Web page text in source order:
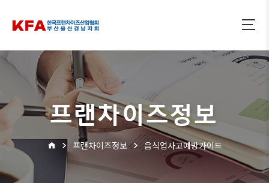
프랜차이즈정보
프랜차이즈정보 음식업사고예방가이드